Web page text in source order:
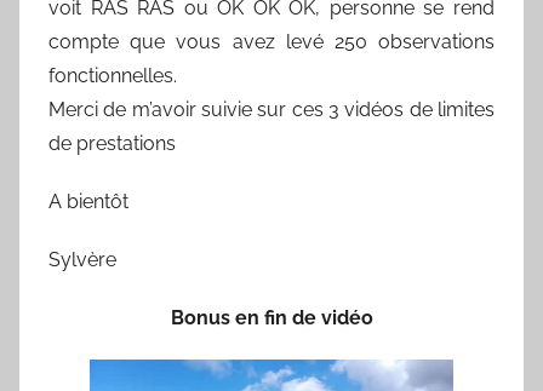
voit RAS RAS ou OK OK OK, personne se rend
compte que vous avez levé 250 observations
fonctionnelles.
Merci de m’avoir suivie sur ces 3 vidéos de limites
de prestations
A bientôt
Sylvère
Bonus en fin de vidéo